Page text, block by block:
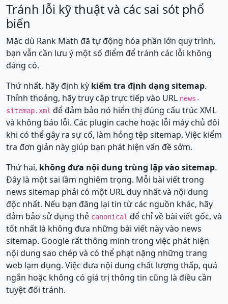
Tránh lỗi kỹ thuật và các sai sót phổ
biến
Mặc dù Rank Math đã tự động hóa phần lớn quy trình,
bạn vẫn cần lưu ý một số điểm để tránh các lỗi không
đáng có.
Thứ nhất, hãy định kỳ kiểm tra định dạng sitemap.
Thỉnh thoảng, hãy truy cập trực tiếp vào URL news-
sitemap.xml để đảm bảo nó hiển thị đúng cấu trúc XML
và không báo lỗi. Các plugin cache hoặc lỗi máy chủ đôi
khi có thể gây ra sự cố, làm hỏng tệp sitemap. Việc kiểm
tra đơn giản này giúp bạn phát hiện vấn đề sớm.
Thứ hai, không đưa nội dung trùng lặp vào sitemap.
Đây là một sai lầm nghiêm trọng. Mỗi bài viết trong
news sitemap phải có một URL duy nhất và nội dung
độc nhất. Nếu bạn đăng lại tin từ các nguồn khác, hãy
đảm bảo sử dụng thẻ canonical để chỉ về bài viết gốc, và
tốt nhất là không đưa những bài viết này vào news
sitemap. Google rất thông minh trong việc phát hiện
nội dung sao chép và có thể phạt nặng những trang
web lạm dụng. Việc đưa nội dung chất lượng thấp, quá
ngắn hoặc không có giá trị thông tin cũng là điều cần
tuyệt đối tránh.